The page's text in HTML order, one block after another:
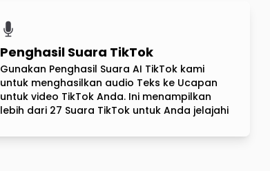
Penghasil Suara TikTok
Gunakan Penghasil Suara AI TikTok kami
untuk menghasilkan audio Teks ke Ucapan
untuk video TikTok Anda. Ini menampilkan
lebih dari 27 Suara TikTok untuk Anda jelajahi